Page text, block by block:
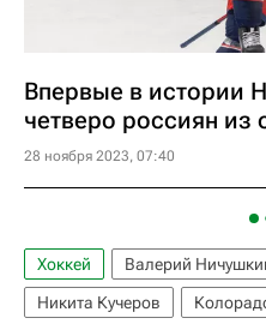
Впервые в истории
четверо россиян из
28 ноября 2023, 07:40
Хоккей Валерий
Никита Кучеров